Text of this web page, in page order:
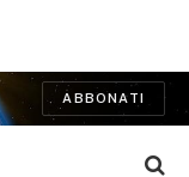
ABBONATI